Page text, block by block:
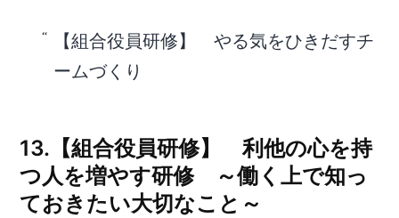
【組合役員研修】 やる気をひきだすチ
ームづくり
13.【組合役員研修】 利他の心を持
つ人を増やす研修 ～働く上で知っ
ておきたい大切なこと～